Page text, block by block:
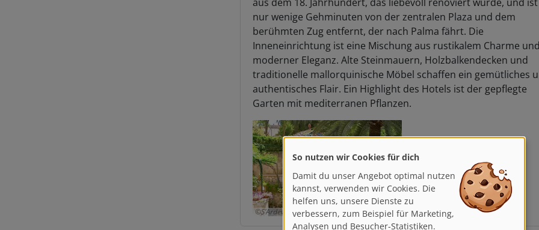
nur wenige Gehminuten von der zentralen Plaza und dem
berühmten Zug entfernt, der nach Palma fährt. Die
Inneneinrichtung ist eine Mischung aus rustikalem Charme
moderner Eleganz. Alte Steinmauern, Holzbalkendecken und
traditionelle mallorquinische Möbel schaffen ein gemütliches
authentisches Flair. Ein Highlight des Hotels ist der gepflegte
Garten mit mediterranen Pflanzen.
S’Ardeviu
So nutzen wir Cookies für dich
Damit du unser Angebot optimal nutzen
kannst, verwenden wir Cookies. Die
helfen uns, unsere Dienste zu
verbessern, zum Beispiel für Marketing,
Analysen und Besucher-Statistiken.